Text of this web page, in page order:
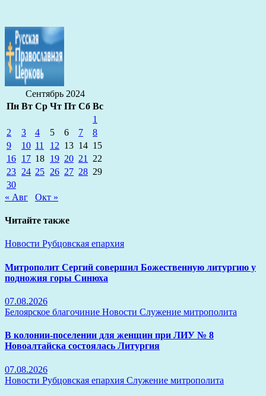
Сентябрь 2024
Пн Вт Ср Чт Пт Сб Вс
1
2
3 4 5 6 7
8
9
10 11 12 13 14 15
16 17 18 19 20 21
22
23 24 25 26 27 28 29
30
« Авг
Окт »
Читайте также
Новости Рубцовская епархия
Митрополит Сергий совершил Божественную литургию у
подножия горы Синюха
07.08.2026
Белоярское благочиние Новости Служение митрополита
В колонии-поселении для женщин при ЛИУ № 8
Новоалтайска состоялась Литургия
07.08.2026
Новости Рубцовская епархия Служение митрополита